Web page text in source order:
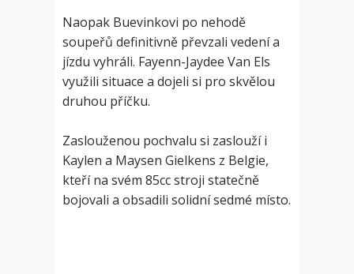
Naopak Buevinkovi po nehodě
soupeřů definitivně převzali vedení a
jízdu vyhráli. Fayenn-Jaydee Van Els
využili situace a dojeli si pro skvělou
druhou příčku.
Zaslouženou pochvalu si zaslouží i
Kaylen a Maysen Gielkens z Belgie,
kteří na svém 85cc stroji statečně
bojovali a obsadili solidní sedmé místo.